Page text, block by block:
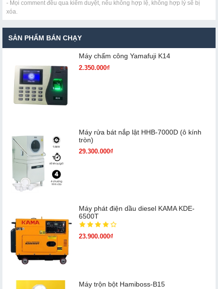
- Mọi comment đều qua kiểm duyệt, nếu không hợp lệ, không hợp lý sẽ bị
xóa.
SẢN PHẨM BÁN CHẠY
Máy chấm cô​ng Yamafuji K14
2.350.000₫
Máy rửa bát nắp lật HHB-7000D (ô kính
tròn)
29.300.000₫
Máy phát điện dầu diesel KAMA KDE-
6500T
23.900.000₫
Máy trộn bột Hamiboss-B15